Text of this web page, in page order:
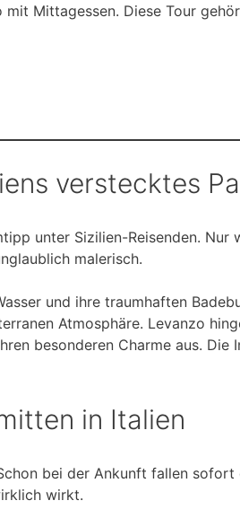
Mittagessen. Diese Tour
verstecktes
unter Sizilien-Reisenden.
malerisch.
und ihre traumhaften
Atmosphäre. Levanzo
besonderen Charme aus.
in Italien
bei der Ankunft fallen
wirkt.